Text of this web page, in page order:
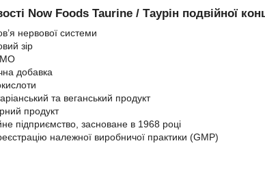
Now Foods Taurine / Таурін подвійної
нервової системи
зір
добавка
та веганський продукт
продукт
підприємство, засноване в 1968 році
належної виробничої практики (GMP)